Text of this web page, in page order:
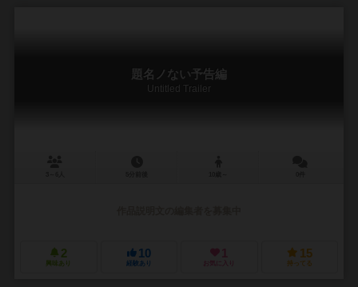
題名ノない予告編
Untitled Trailer
2
興味あり
10
経験あり
1
お気に入り
15
持ってる